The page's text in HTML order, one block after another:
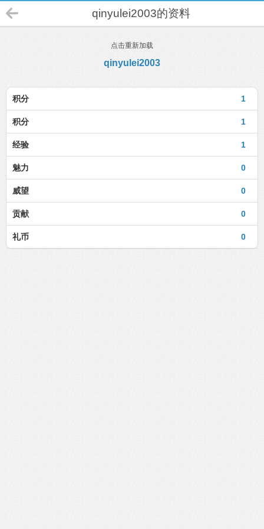
qinyulei2003的资料
点击重新加载
qinyulei2003
1
积分
1
积分
1
经验
0
魅力
0
威望
0
贡献
0
礼币